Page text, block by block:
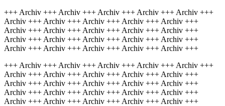
+++ Archiv +++ Archiv +++ Archiv +++ Archiv +++ Archiv +++
Archiv +++ Archiv +++ Archiv +++ Archiv +++ Archiv +++
Archiv +++ Archiv +++ Archiv +++ Archiv +++ Archiv +++
Archiv +++ Archiv +++ Archiv +++ Archiv +++ Archiv +++
Archiv +++ Archiv +++ Archiv +++ Archiv +++ Archiv +++
+++ Archiv +++ Archiv +++ Archiv +++ Archiv +++ Archiv +++
Archiv +++ Archiv +++ Archiv +++ Archiv +++ Archiv +++
Archiv +++ Archiv +++ Archiv +++ Archiv +++ Archiv +++
Archiv +++ Archiv +++ Archiv +++ Archiv +++ Archiv +++
Archiv +++ Archiv +++ Archiv +++ Archiv +++ Archiv +++